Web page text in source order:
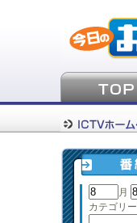
月
カテゴリー